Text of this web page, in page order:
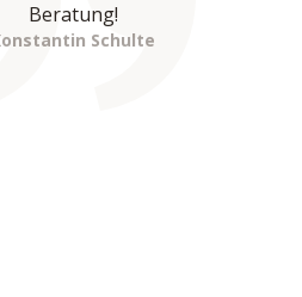
Beratung!
Schulte